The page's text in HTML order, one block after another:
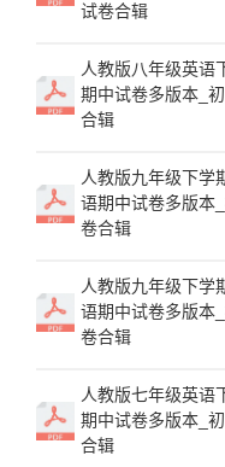
试卷合辑
人教版八年级英语
期中试卷多版本_
合辑
人教版九年级下学
语期中试卷多版本
卷合辑
人教版九年级下学
语期中试卷多版本
卷合辑
人教版七年级英语
期中试卷多版本_
合辑